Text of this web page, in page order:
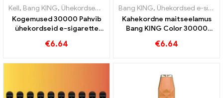
Kell, Bang KING, Ühekordsed e-sigaretid Leedu ,Ühekordsed e-
Kogemused 30000 Pahvib
ühekordseid e-sigarette
Ice kohtub Bang KING
€6.64
Bang KING, Ühekordsed e-sigaretid
Kahekordne maitseelamus
Bang KING Color 30000
Watermelon 30000 Pahvib
€6.64